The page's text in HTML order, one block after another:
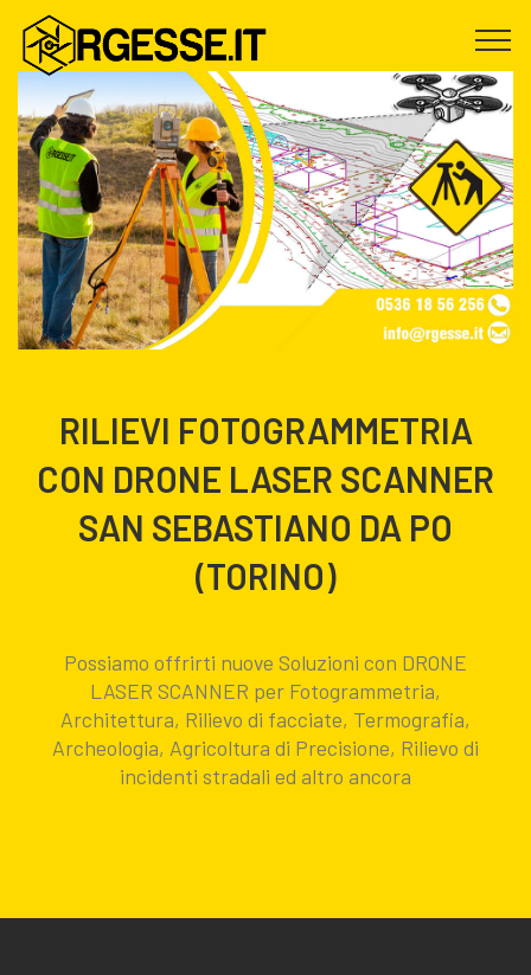
RILIEVI FOTOGRAMMETRIA
CON DRONE LASER SCANNER
SAN SEBASTIANO DA PO
(TORINO)
Possiamo offrirti nuove Soluzioni con DRONE
LASER SCANNER per Fotogrammetria,
Architettura, Rilievo di facciate, Termografia,
Archeologia, Agricoltura di Precisione, Rilievo di
incidenti stradali ed altro ancora